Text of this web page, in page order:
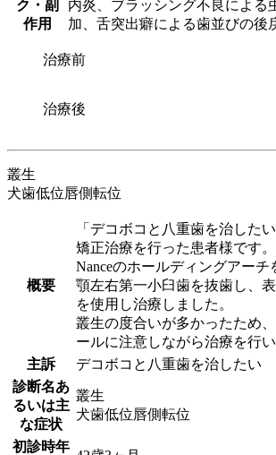
ク・副
作用
内炎、ブラッシング不良による
加、舌突出癖による歯並びの後
治療前
治療後
叢生
犬歯低位唇側転位
概要
「デコボコと八重歯を治した
矯正治療を行った患者様です。
Nanceのホールディングアー
顎左右第一小臼歯を抜歯し、
を使用し治療しました。
叢生の度合いが多かったため
ールに注意しながら治療を行い
主訴
デコボコと八重歯を治したい
診断名あ
るいは主
な症状
叢生
犬歯低位唇側転位
初診時年